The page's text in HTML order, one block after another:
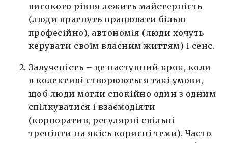
високого рівня лежить майстерність
(люди прагнуть працювати більш
професійно), автономія (люди хочуть
керувати своїм власним життям) і сенс.
Залученість – це наступний крок, коли
в колективі створюються такі умови,
щоб люди могли спокійно один з одним
спілкуватися і взаємодіяти
(корпоратив, регулярні спільні
тренінги на якісь корисні теми). Часто